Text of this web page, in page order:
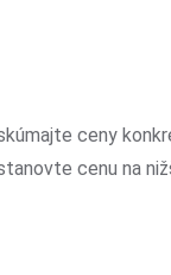
ceny
cenu na